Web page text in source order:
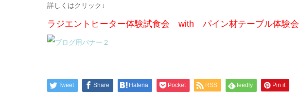
詳しくはクリック↓
ラジエントヒーター体験試食会 with パイン材テーブル体験会
Tweet Share Hatena Pocket RSS feedly Pin it